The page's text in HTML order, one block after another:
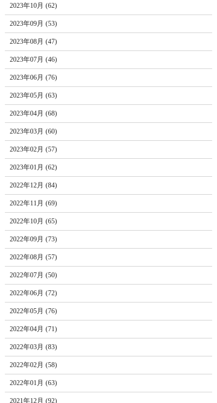
2023年10月 (62)
2023年09月 (53)
2023年08月 (47)
2023年07月 (46)
2023年06月 (76)
2023年05月 (63)
2023年04月 (68)
2023年03月 (60)
2023年02月 (57)
2023年01月 (62)
2022年12月 (84)
2022年11月 (69)
2022年10月 (65)
2022年09月 (73)
2022年08月 (57)
2022年07月 (50)
2022年06月 (72)
2022年05月 (76)
2022年04月 (71)
2022年03月 (83)
2022年02月 (58)
2022年01月 (63)
2021年12月 (92)